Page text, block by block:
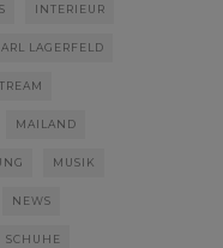
INTERIEUR
LAGERFELD
MAILAND
MUSIK
NEWS
SCHUHE